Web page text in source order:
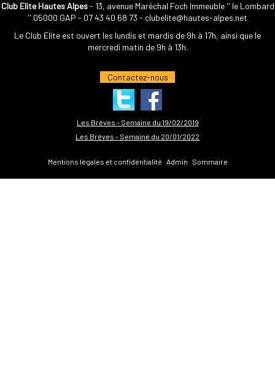
Club Elite Hautes Alpes- 13, avenue Maréchal Foch Immeuble '' le Lombard
'' 05000 GAP - 07 43 40 68 73 - clubelite@hautes-alpes.net
Le Club Elite est ouvert les lundis et mardis de 9h à 17h, ainsi que le
mercredi matin de 9h à 13h.
Contactez-nous
Les Brèves - Semaine du 19/02/2019
Les Brèves - Semaine du 20/01/2022
Mentions légales et confidentialité Admin Sommaire